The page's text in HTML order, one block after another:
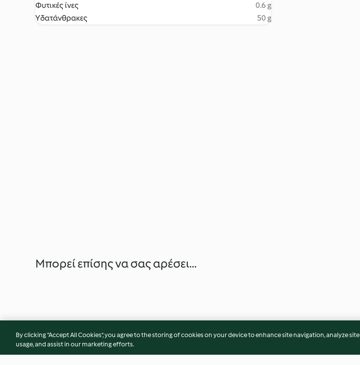
Φυτικές ίνες
0.6 g
Υδατάνθρακες
50 g
Μπορεί επίσης να σας αρέσει...
By clicking “Accept All Cookies”, you agree to the storing of cookies on your device to enhance site navigation, analyze site
usage, and assist in our marketing efforts.